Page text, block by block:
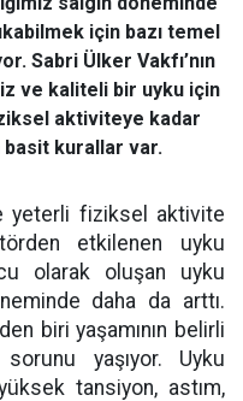
için bazı temel
Sabri Ülker Vakfı’nın
ve kaliteli bir uyku için
aktiviteye kadar
kurallar var.
yeterli fiziksel aktivite
etkilenen uyku
olarak oluşan uyku
daha da arttı.
biri yaşamının belirli
yaşıyor. Uyku
tansiyon, astım,